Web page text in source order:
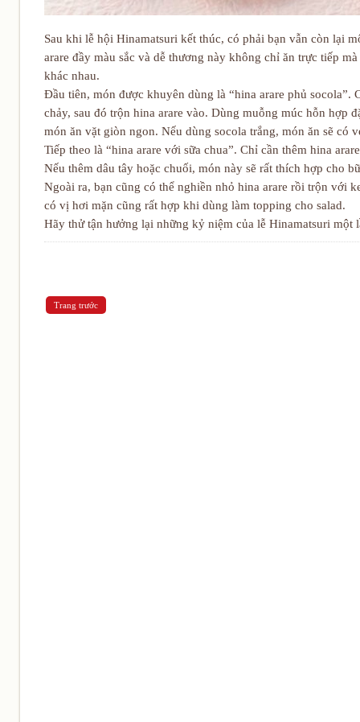
Sau khi lễ hội Hinamatsuri kết thúc, có phải bạn vẫn còn lại
arare đầy màu sắc và dễ thương này không chỉ ăn trực tiếp
khác nhau.
Đầu tiên, món được khuyên dùng là “hina arare phủ socola”.
chảy, sau đó trộn hina arare vào. Dùng muỗng múc hỗn hợp
món ăn vặt giòn ngon. Nếu dùng socola trắng, món ăn sẽ có
Tiếp theo là “hina arare với sữa chua”. Chỉ cần thêm hina
Nếu thêm dâu tây hoặc chuối, món này sẽ rất thích hợp cho
Ngoài ra, bạn cũng có thể nghiền nhỏ hina arare rồi trộn với
có vị hơi mặn cũng rất hợp khi dùng làm topping cho salad.
Hãy thử tận hưởng lại những kỷ niệm của lễ Hinamatsuri một
Trang trước